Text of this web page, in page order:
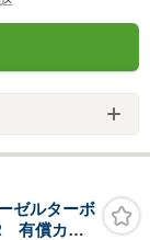
ゼルターボ
有償カラ